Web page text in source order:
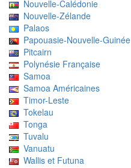
Nouvelle-Calédonie
Nouvelle-Zélande
Palaos
Papouasie-Nouvelle-Guinée
Pitcairn
Polynésie Française
Samoa
Samoa Américaines
Timor-Leste
Tokelau
Tonga
Tuvalu
Vanuatu
Wallis et Futuna